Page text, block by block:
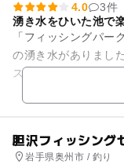
4.0
3件
湧き水をひいた池で
「フィッシングパー
の湧き水がありまし
スなどの釣りができるのが
胆沢フィッシング
岩手県奥州市 / 釣り